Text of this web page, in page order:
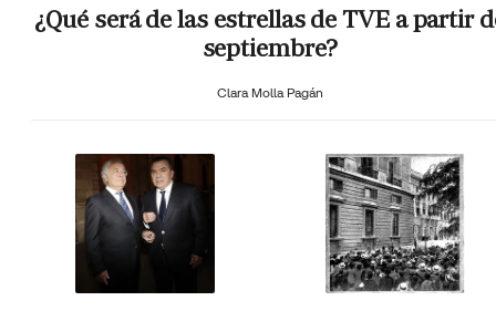
¿Qué será de las estrellas de TVE a partir
septiembre?
Clara Molla Pagán